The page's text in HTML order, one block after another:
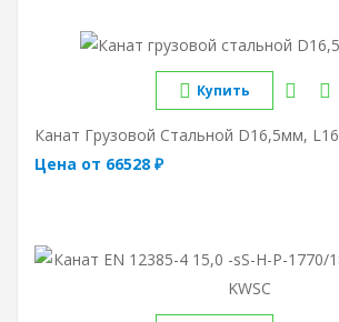
Купить
Канат Грузовой Стальной D16,5мм,
Цена от 66528 ₽